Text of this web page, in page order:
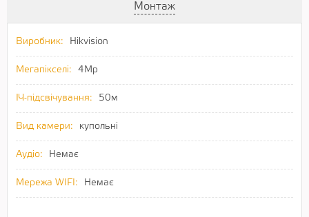
Монтаж
Виробник: Hikvision
Мегапікселі: 4Mp
ІЧ-підсвічування: 50м
Вид камери: купольні
Аудіо: Немає
Мережа WIFI: Немає